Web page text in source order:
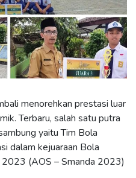
menorehkan prestasi luar
Terbaru, salah satu putra
yaitu Tim Bola
dalam kejuaraan Bola
(AOS – Smanda 2023)